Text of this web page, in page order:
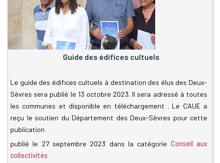
Guide des édifices cultuels
Le guide des édifices cultuels à destination des élus des Deux-
Sèvres sera publié le 13 octobre 2023. Il sera adressé à toutes
les communes et disponible en téléchargement . Le CAUE a
reçu le soutien du Département des Deux-Sèvres pour cette
publication
publié le 27 septembre 2023 dans la catégorie Conseil aux
collectivités